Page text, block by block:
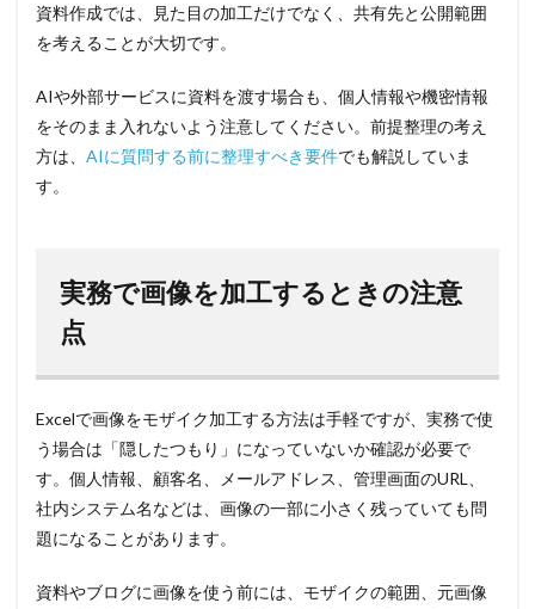
資料作成では、見た目の加工だけでなく、共有先と公開範囲
を考えることが大切です。
AIや外部サービスに資料を渡す場合も、個人情報や機密情報
をそのまま入れないよう注意してください。前提整理の考え
方は、 AIに質問する前に整理すべき要件でも解説していま
す。
実務で画像を加工するときの注意
点
Excelで画像をモザイク加工する方法は手軽ですが、実務で使
う場合は「隠したつもり」になっていないか確認が必要で
す。個人情報、顧客名、メールアドレス、管理画面のURL、
社内システム名などは、画像の一部に小さく残っていても問
題になることがあります。
資料やブログに画像を使う前には、モザイクの範囲、元画像